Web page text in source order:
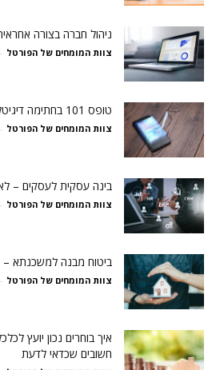
ניהול חברה בצורה
צוות המומחים של הפורטל -
טופס 101 בחתימה דיגיטלית
צוות המומחים של הפורטל -
בינה עסקית לעסקים –
צוות המומחים של הפורטל -
ביטוח מבנה למשכנתא –
צוות המומחים של הפורטל -
איך בוחרים נכון יועץ
חשובים שכדאי לדעת